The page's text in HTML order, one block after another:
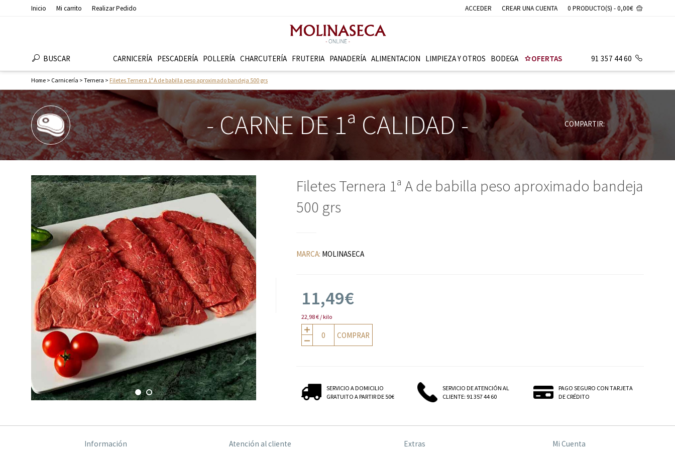
Inicio Mi carrito Realizar Pedido ACCEDER CREAR UNA CUENTA 0 PRODUCTO(S) - 0,00€
BUSCAR CARNICERÍA PESCADERÍ­A POLLERÍA CHARCUTERÍ­A FRUTERI­A PANADERÍ­A ALIMENTACION LIMPIEZA Y OTROS BODEGA OFERTAS 91 357 44 60
Home > Carnicería > Ternera > Filetes Ternera 1ª A de babilla peso aproximado bandeja 500 grs
-CARNE DE 1ª CALIDAD - COMPARTIR:
Filetes Ternera 1ª A de babilla peso aproximado bandeja
500 grs
MARCA: MOLINASECA
11,49€
22,98 € / kilo
COMPRAR
SERVICIO A DOMICILIO
GRATUITO A PARTIR DE 50€
SERVICIO DE ATENCIÓN AL
CLIENTE: 91 357 44 60
PAGO SEGURO CON TARJETA
DE CRÉDITO
Información Atención al cliente Extras Mi Cuenta